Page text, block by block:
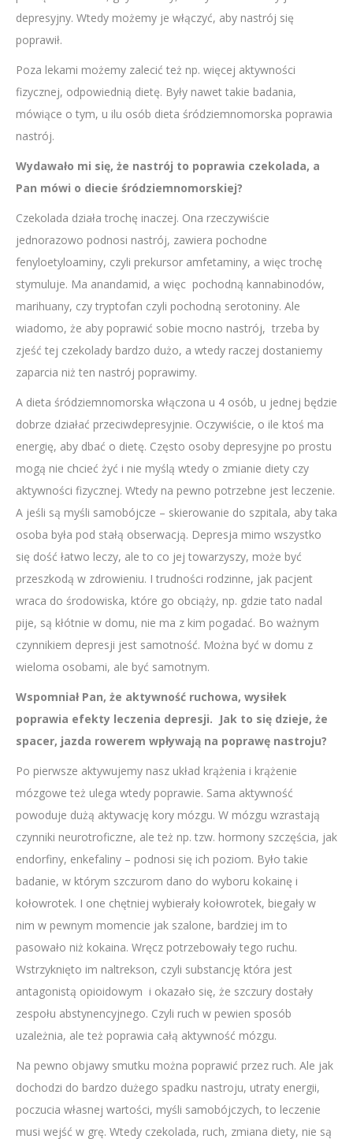
depresyjny. Wtedy możemy je włączyć, aby nastrój się
poprawił.
Poza lekami możemy zalecić też np. więcej aktywności
fizycznej, odpowiednią dietę. Były nawet takie badania,
mówiące o tym, u ilu osób dieta śródziemnomorska poprawia
nastrój.
Wydawało mi się, że nastrój to poprawia czekolada, a
Pan mówi o diecie śródziemnomorskiej?
Czekolada działa trochę inaczej. Ona rzeczywiście
jednorazowo podnosi nastrój, zawiera pochodne
fenyloetyloaminy, czyli prekursor amfetaminy, a więc trochę
stymuluje. Ma anandamid, a więc pochodną kannabinodów,
marihuany, czy tryptofan czyli pochodną serotoniny. Ale
wiadomo, że aby poprawić sobie mocno nastrój, trzeba by
zjeść tej czekolady bardzo dużo, a wtedy raczej dostaniemy
zaparcia niż ten nastrój poprawimy.
A dieta śródziemnomorska włączona u 4 osób, u jednej będzie
dobrze działać przeciwdepresyjnie. Oczywiście, o ile ktoś ma
energię, aby dbać o dietę. Często osoby depresyjne po prostu
mogą nie chcieć żyć i nie myślą wtedy o zmianie diety czy
aktywności fizycznej. Wtedy na pewno potrzebne jest leczenie.
A jeśli są myśli samobójcze – skierowanie do szpitala, aby taka
osoba była pod stałą obserwacją. Depresja mimo wszystko
się dość łatwo leczy, ale to co jej towarzyszy, może być
przeszkodą w zdrowieniu. I trudności rodzinne, jak pacjent
wraca do środowiska, które go obciąży, np. gdzie tato nadal
pije, są kłótnie w domu, nie ma z kim pogadać. Bo ważnym
czynnikiem depresji jest samotność. Można być w domu z
wieloma osobami, ale być samotnym.
Wspomniał Pan, że aktywność ruchowa, wysiłek
poprawia efekty leczenia depresji. Jak to się dzieje, że
spacer, jazda rowerem wpływają na poprawę nastroju?
Po pierwsze aktywujemy nasz układ krążenia i krążenie
mózgowe też ulega wtedy poprawie. Sama aktywność
powoduje dużą aktywację kory mózgu. W mózgu wzrastają
czynniki neurotroficzne, ale też np. tzw. hormony szczęścia, jak
endorfiny, enkefaliny – podnosi się ich poziom. Było takie
badanie, w którym szczurom dano do wyboru kokainę i
kołowrotek. I one chętniej wybierały kołowrotek, biegały w
nim w pewnym momencie jak szalone, bardziej im to
pasowało niż kokaina. Wręcz potrzebowały tego ruchu.
Wstrzyknięto im naltrekson, czyli substancję która jest
antagonistą opioidowym i okazało się, że szczury dostały
zespołu abstynencyjnego. Czyli ruch w pewien sposób
uzależnia, ale też poprawia całą aktywność mózgu.
Na pewno objawy smutku można poprawić przez ruch. Ale jak
dochodzi do bardzo dużego spadku nastroju, utraty energii,
poczucia własnej wartości, myśli samobójczych, to leczenie
musi wejść w grę. Wtedy czekolada, ruch, zmiana diety, nie są